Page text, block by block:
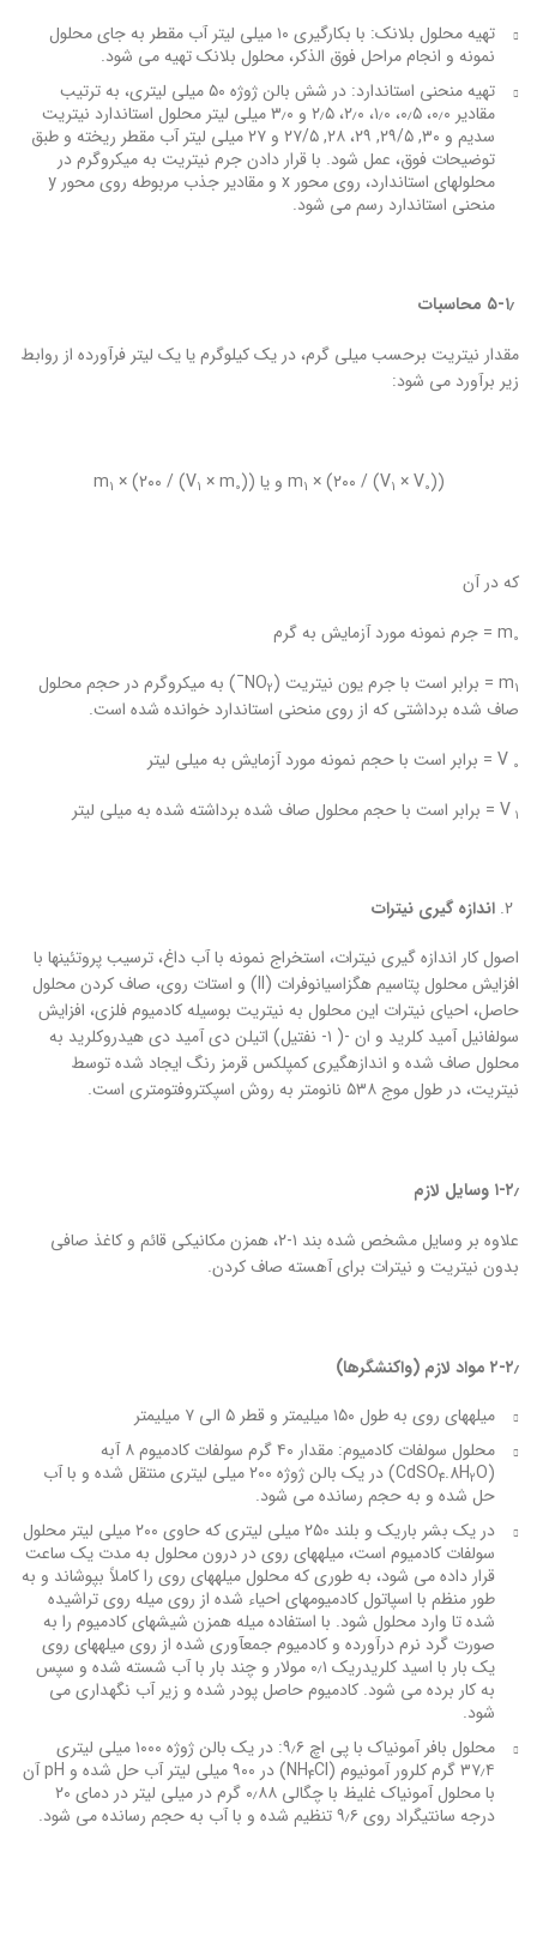
تهیه محلول بلانک: با بکارگیری ۱۰ میلی لیتر آب مقطر به جای محلول
نمونه و انجام مراحل فوق الذکر، محلول بلانک تهیه می شود.
تهیه منحنی استاندارد: در شش بالن‏ ژوژه ۵۰ میلی لیتری، به ترتیب
مقادیر ۰٫۰، ۰٫۵، ۱٫۰، ۲٫۰، ۲٫۵ و ۳٫۰ میلی لیتر محلول استاندارد نیتریت
سدیم و ۳۰, ۲۹/۵, ۲۹، ۲۸, ۲۷/۵ و ۲۷ میلی لیتر آب مقطر ریخته و طبق
توضیحات فوق، عمل شود. با قرار دادن جرم نیتریت به میکروگرم در
محلول‏های استاندارد، روی محور x و مقادیر جذب مربوطه روی محور y
منحنی استاندارد رسم می شود.
محاسبات
مقدار نیتریت برحسب میلی گرم، در یک کیلوگرم یا یک لیتر فرآورده از روابط
زیر برآورد می شود:
m1 × (۲۰۰ / (V1 × V0)) و یا m 1 × (۲۰۰ / (V1 × m0))
که در آن
m0
= جرم نمونه مورد آزمایش به گرم
m1 = برابر است با جرم یون نیتریت (NO2
¯) به میکروگرم در حجم محلول
صاف شده برداشتی که از روی منحنی استاندارد خوانده شده است.
۰
۱
اندازه گیری نیترات
اصول کار اندازه گیری نیترات، استخراج نمونه با آب داغ، ترسیب پروتئین‏ها با
افزایش محلول پتاسیم هگزاسیانوفرات (II) و استات روی، صاف کردن محلول
حاصل، احیای نیترات این محلول به نیتریت بوسیله کادمیوم فلزی، افزایش
سولفانیل آمید کلرید و ان -( ۱- نفتیل) اتیلن دی آمید دی هیدروکلرید به
محلول صاف شده و اندازه‏گیری کمپلکس قرمز رنگ ایجاد شده توسط
نیتریت، در طول موج ۵۳۸ نانومتر به روش اسپکتروفتومتری است.
۱-۲٫ وسایل لازم
علاوه بر وسایل مشخص شده بند ۱-۲، همزن مکانیکی قائم و کاغذ صافی
بدون نیتریت و نیترات برای آهسته صاف کردن.
۲-۲٫ مواد لازم (واکنشگرها)
میله‏های روی به طول ۱۵۰ میلیمتر و قطر ۵ الی ۷ میلیمتر
محلول سولفات کادمیوم: مقدار ۴۰ گرم سولفات کادمیوم ۸ آبه
(CdSO
4.8H2
O) در یک بالن ژوژه ۲۰۰ میلی لیتری منتقل شده و با آب
حل شده و به حجم رسانده می شود.
در یک بشر باریک و بلند ۲۵۰ میلی لیتری که حاوی ۲۰۰ میلی لیتر محلول
سولفات کادمیوم است، میله‏های روی در درون محلول به مدت یک ساعت
قرار داده می شود، به طوری که محلول میله‏های روی را کاملاً بپوشاند و به
طور منظم با اسپاتول کادمیوم‏های احیاء شده از روی میله روی تراشیده
شده تا وارد محلول شود. با استفاده میله همزن شیشه‏ای کادمیوم را به
صورت گرد نرم درآورده و کادمیوم جمع‏آوری شده از روی میله‏های روی
یک بار با اسید کلریدریک ۰٫۱ مولار و چند بار با آب شسته شده و سپس
به کار برده می شود. کادمیوم حاصل پودر شده و زیر آب نگهداری می
شود.
محلول بافر آمونیاک با پی اچ ۹٫۶: در یک بالن ژوژه ۱۰۰۰ میلی لیتری
۳۷٫۴ گرم کلرور آمونیوم (NH
4
Cl) در ۹۰۰ میلی لیتر آب حل شده و pH آن
با محلول آمونیاک غلیظ با چگالی ۰٫۸۸ گرم در میلی لیتر در دمای ۲۰
درجه سانتیگراد روی ۹٫۶ تنظیم شده و با آب به حجم رسانده می شود.